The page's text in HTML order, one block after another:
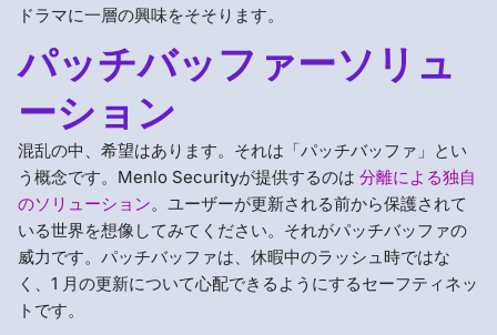
ドラマに一層の興味をそそります。
パッチバッファーソリュ
ーション
混乱の中、希望はあります。それは「パッチバッファ」とい
う概念です。Menlo Securityが提供するのは 分離による独自
のソリューション。ユーザーが更新される前から保護されて
いる世界を想像してみてください。それがパッチバッファの
威力です。パッチバッファは、休暇中のラッシュ時ではな
く、1 月の更新について心配できるようにするセーフティネッ
トです。